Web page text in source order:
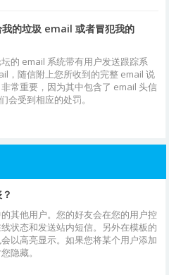
的垃圾 email 或者冒犯我的
的 email 系统带有用户发送跟踪系
，随信附上您所收到的完整 email 说
常重要，因为其中包含了 email 头信
会受到相应的处罚。
其他用户。您的好友会在您的用户控
状态和发送站内短信。另外在模板的
以高亮显示。如果您将某个用户添加
隐藏。